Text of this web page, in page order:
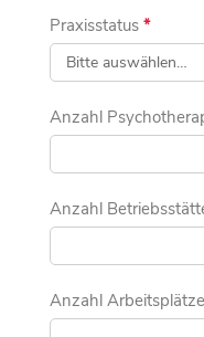
Praxisstatus *
Anzahl
Anzahl
Anzahl Arbeitsplätze